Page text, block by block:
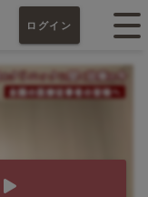
ログイン